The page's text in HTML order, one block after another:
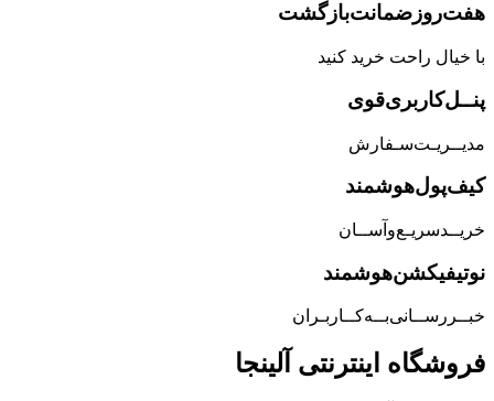
هفت‌روز‌ضمانت‌بازگشت
با خیال راحت خرید کنید
پنــل‌کاربری‌قوی
مدیــریـت‌سـفارش
کیف‌پول‌هوشمند
خریــد‌سریـع‌و‌آســان
نوتیفیکشن‌هوشمند
خبــررســانی‌بــه‌کــاربـران
فروشگاه‌ اینترنتی‌ آلینجا